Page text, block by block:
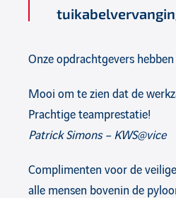
Onze opdrachtgevers
Mooi om te zien dat de
Prachtige teamprestatie!
Patrick Simons – KWS@vice
Complimenten voor de
alle mensen bovenin de